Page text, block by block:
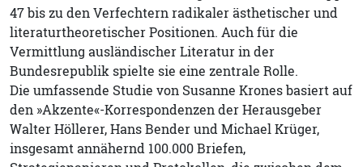
47 bis zu den Verfechtern radikaler ästhetischer und
literaturtheoretischer Positionen. Auch für die
Vermittlung ausländischer Literatur in der
Bundesrepublik spielte sie eine zentrale Rolle.
Die umfassende Studie von Susanne Krones basiert auf
den »Akzente«-Korrespondenzen der Herausgeber
Walter Höllerer, Hans Bender und Michael Krüger,
insgesamt annähernd 100.000 Briefen,